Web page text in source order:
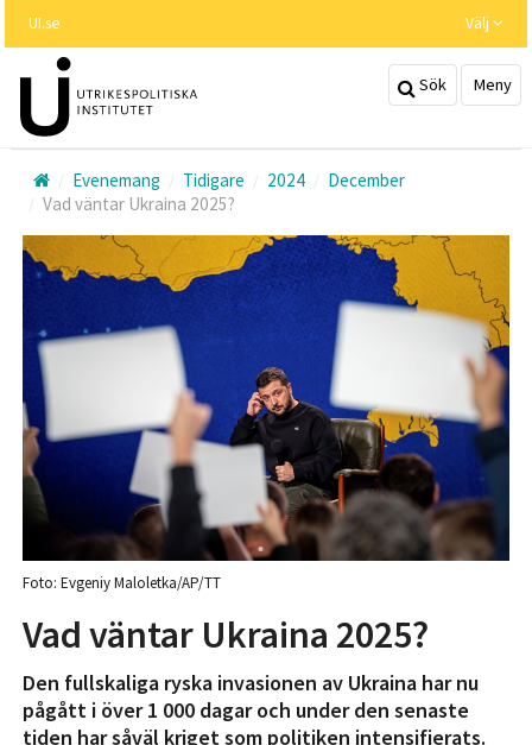
huvudinnehållet
UI.se Välj
Sök Meny
Evenemang Tidigare 2024
December
Vad väntar Ukraina 2025?
Foto: Evgeniy Maloletka/AP/TT
Vad väntar Ukraina 2025?
Den fullskaliga ryska invasionen av Ukraina har nu
pågått i över 1 000 dagar och under den senaste
tiden har såväl kriget som politiken intensifierats.